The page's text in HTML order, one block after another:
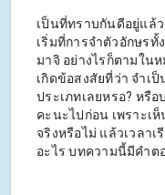
เป็นที่ทราบกันดีอยู่แล้
เริ่มที่การจำตัวอักษร
มาจิ อย่างไรก็ตามใน
เกิดข้อสงสัยที่ว่า จำเ
ประเภทเลยหรอ? หรื
คะนะไปก่อน เพราะเ
จริงหรือไม่ แล้วเวลา
อะไร บทความนี้มีคำต